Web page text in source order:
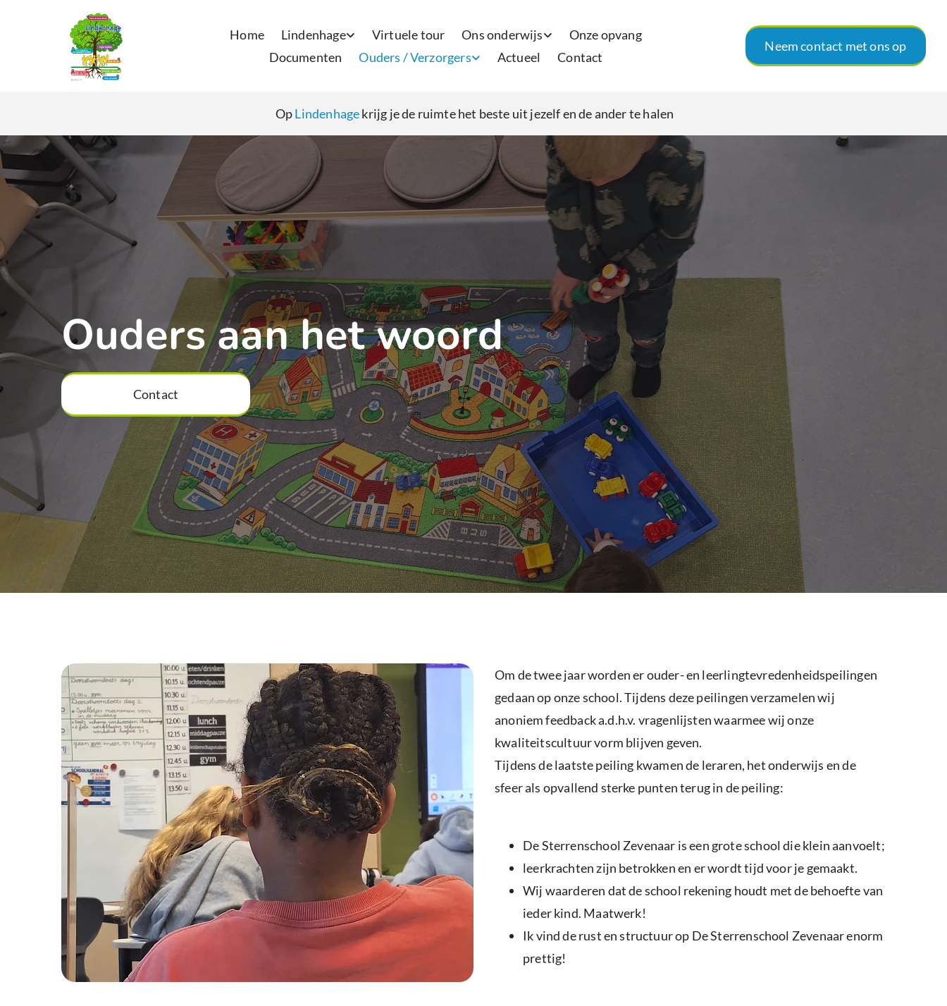
Navigatie overslaan
Home
Lindenhage Virtuele tour Ons onderwijs
Onze opvang
Documenten
Ouders / Verzorgers Actueel Contact
Neem contact met ons op
OpLindenhagekrijg je de ruimte het beste uit jezelf en de ander te halen
Ouders aan het woord
Contact
Om de twee jaar worden er ouder- en leerlingtevredenheidspeilingen
gedaan op onze school. Tijdens deze peilingen verzamelen wij
anoniem feedback a.d.h.v. vragenlijsten waarmee wij onze
kwaliteitscultuur vorm blijven geven.
Tijdens de laatste peiling kwamen de leraren, het onderwijs en de
sfeer als opvallend sterke punten terug in de peiling:
De Sterrenschool Zevenaar is een grote school die klein aanvoelt;
leerkrachten zijn betrokken en er wordt tijd voor je gemaakt.
Wij waarderen dat de school rekening houdt met de behoefte van
ieder kind. Maatwerk!
Ik vind de rust en structuur op De Sterrenschool Zevenaar enorm
prettig!